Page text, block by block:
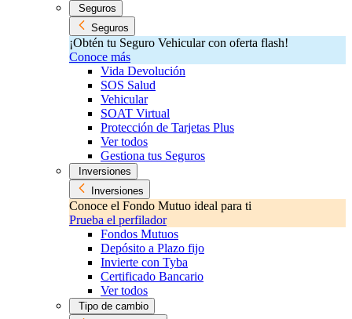
Seguros
Seguros
¡Obtén tu Seguro Vehicular con oferta flash!
Conoce más
Vida Devolución
SOS Salud
Vehicular
SOAT Virtual
Protección de Tarjetas Plus
Ver todos
Gestiona tus Seguros
Inversiones
Inversiones
Conoce el Fondo Mutuo ideal para ti
Prueba el perfilador
Fondos Mutuos
Depósito a Plazo fijo
Invierte con Tyba
Certificado Bancario
Ver todos
Tipo de cambio